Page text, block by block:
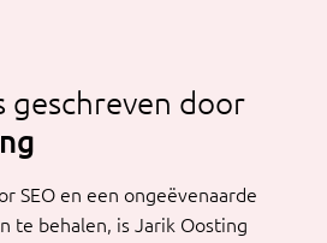
geschreven door
SEO en een ongeëvenaarde
te behalen, is Jarik Oosting